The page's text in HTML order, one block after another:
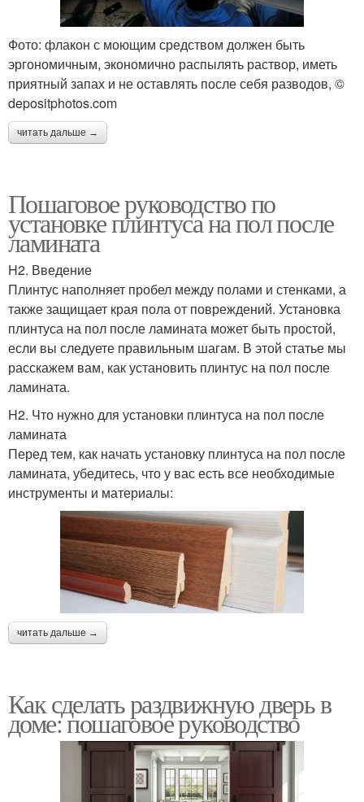
Фото: флакон с моющим средством должен быть
эргономичным, экономично распылять раствор, иметь
приятный запах и не оставлять после себя разводов, ©
depositphotos.com
читать дальше →
Пошаговое руководство по
установке плинтуса на пол после
ламината
H2. Введение
Плинтус наполняет пробел между полами и стенками, а
также защищает края пола от повреждений. Установка
плинтуса на пол после ламината может быть простой,
если вы следуете правильным шагам. В этой статье мы
расскажем вам, как установить плинтус на пол после
ламината.
H2. Что нужно для установки плинтуса на пол после
ламината
Перед тем, как начать установку плинтуса на пол после
ламината, убедитесь, что у вас есть все необходимые
инструменты и материалы:
читать дальше →
Как сделать раздвижную дверь в
доме: пошаговое руководство